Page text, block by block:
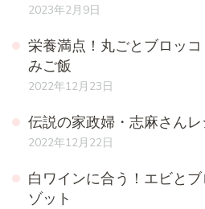
2023年2月9日
栄養満点！丸ごとブロッ
みご飯
2022年12月23日
伝説の家政婦・志麻さん
2022年12月22日
白ワインに合う！エビと
ゾット